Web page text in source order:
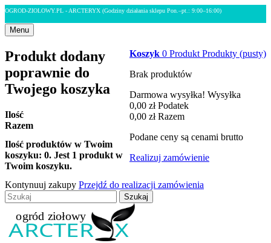
OGROD-ZIOLOWY.PL - ARCTERYX (Godziny działania sklepu Pon.–pt.: 9:00–16:00)
Menu
Koszyk 0 Produkt Produkty (pusty)
Brak produktów
Darmowa wysyłka! Wysyłka
0,00 zł Podatek
0,00 zł Razem
Podane ceny są cenami brutto
Realizuj zamówienie
Produkt dodany
poprawnie do
Twojego koszyka
Ilość
Razem
Ilość produktów w Twoim
koszyku: 0. Jest 1 produkt w
Twoim koszyku.
Kontynuuj zakupy Przejdź do realizacji zamówienia
Szukaj